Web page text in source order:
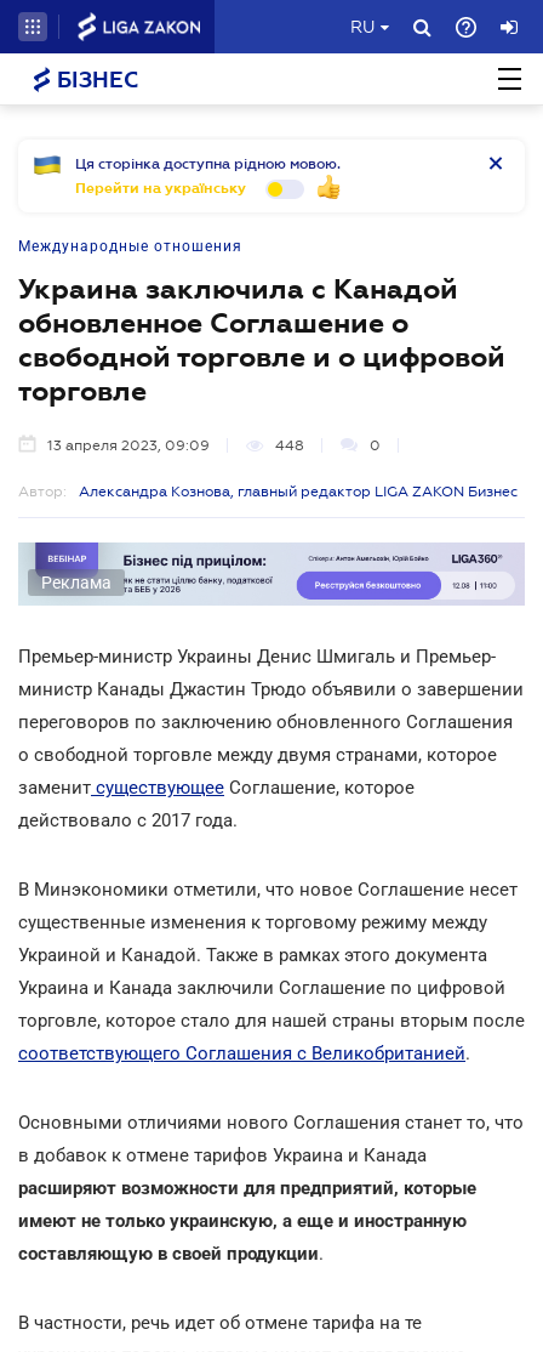
RU
БІЗНЕС
Ця сторінка доступна рідною мовою.
Перейти на українську
Международные отношения
Украина заключила с Канадой
обновленное Соглашение о
свободной торговле и о цифровой
торговле
13 апреля 2023, 09:09 448 0
Автор: Александра Кознова, главный редактор LIGA ZAKON Бизнес
Реклама
Премьер-министр Украины Денис Шмигаль и Премьер-
министр Канады Джастин Трюдо объявили о завершении
переговоров по заключению обновленного Соглашения
о свободной торговле между двумя странами, которое
заменит существующее Соглашение, которое
действовало с 2017 года.
В Минэкономики отметили, что новое Соглашение несет
существенные изменения к торговому режиму между
Украиной и Канадой. Также в рамках этого документа
Украина и Канада заключили Соглашение по цифровой
торговле, которое стало для нашей страны вторым после
соответствующего Соглашения с Великобританией.
Основными отличиями нового Соглашения станет то, что
в добавок к отмене тарифов Украина и Канада
расширяют возможности для предприятий, которые
имеют не только украинскую, а еще и иностранную
составляющую в своей продукции.
В частности, речь идет об отмене тарифа на те